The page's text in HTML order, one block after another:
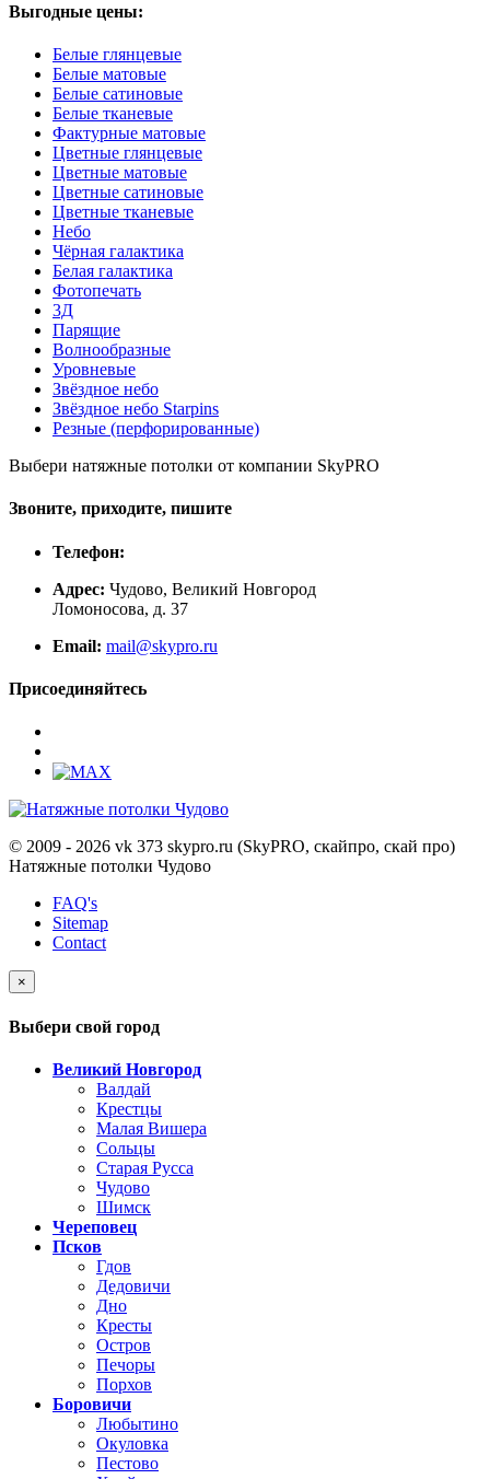
Выгодные цены:
Белые глянцевые
Белые матовые
Белые сатиновые
Белые тканевые
Фактурные матовые
Цветные глянцевые
Цветные матовые
Цветные сатиновые
Цветные тканевые
Небо
Чёрная галактика
Белая галактика
Фотопечать
3Д
Парящие
Волнообразные
Уровневые
Звёздное небо
Звёздное небо Starpins
Резные (перфорированные)
Выбери натяжные потолки от компании SkyPRO
Звоните, приходите, пишите
Телефон:
Адрес: Чудово, Великий Новгород
Ломоносова, д. 37
Email: mail@skypro.ru
Присоединяйтесь
© 2009 - 2026 vk 373 skypro.ru (SkyPRO, скайпро, скай про)
Натяжные потолки Чудово
FAQ's
Sitemap
Contact
×
Выбери свой город
Великий Новгород
Валдай
Крестцы
Малая Вишера
Сольцы
Старая Русса
Чудово
Шимск
Череповец
Псков
Гдов
Дедовичи
Дно
Кресты
Остров
Печоры
Порхов
Боровичи
Любытино
Окуловка
Пестово